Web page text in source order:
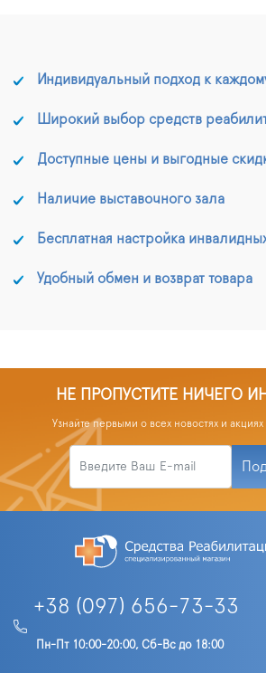
Индивидуальный подход к
Широкий выбор средств
Доступные цены и выгодные
Наличие выставочного зала
Бесплатная настройка
Удобный обмен и возврат товара
НЕ ПРОПУСТИТЕ НИЧЕГО
Узнайте первыми о всех новостях и
+38 (097) 656-73-33
Пн-Пт 10:00-20:00, Сб-Вс до 18:00